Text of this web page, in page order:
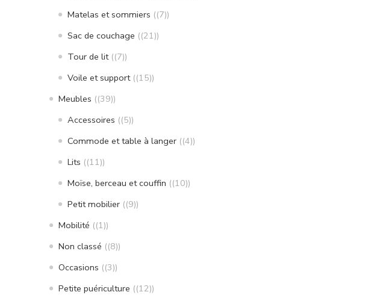
Matelas et sommiers (7)
Sac de couchage (21)
Tour de lit (7)
Voile et support (15)
Meubles (39)
Accessoires (5)
Commode et table à langer (4)
Lits (11)
Moïse, berceau et couffin (10)
Petit mobilier (9)
Mobilité (1)
Non classé (8)
Occasions (3)
Petite puériculture (12)